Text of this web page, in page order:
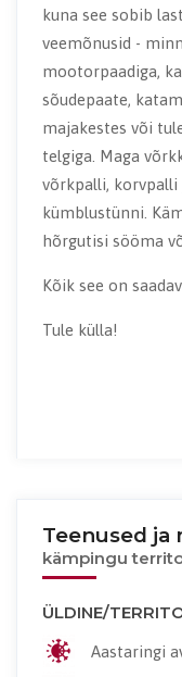
kuna see sobib
veemõnusid -
mootorpaadiga,
sõudepaate,
majakestes või
telgiga. Maga
võrkpalli, korvpalli
kümblustünni.
hõrgutisi sööma
Kõik see on
Tule külla!
Teenused ja
kämpingu
ÜLDINE/
Aastaringi